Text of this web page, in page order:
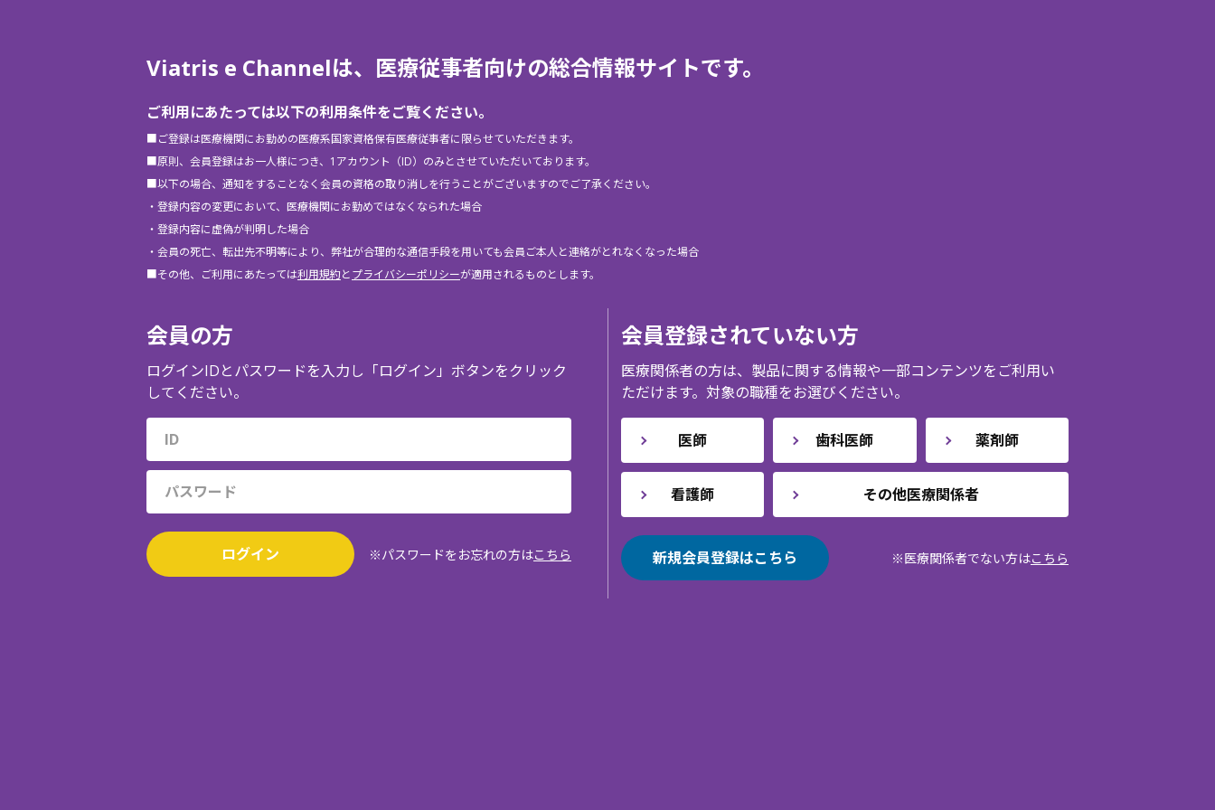
Viatris e Channelは、医療従事者向けの総合情報サイトです。
ご利用にあたっては以下の利用条件をご覧ください。
■ご登録は医療機関にお勤めの医療系国家資格保有医療従事者に限らせていただきます。
■原則、会員登録はお一人様につき、1アカウント（ID）のみとさせていただいております。
■以下の場合、通知をすることなく会員の資格の取り消しを行うことがございますのでご了承ください。
・登録内容の変更において、医療機関にお勤めではなくなられた場合
・登録内容に虚偽が判明した場合
・会員の死亡、転出先不明等により、弊社が合理的な通信手段を用いても会員ご本人と連絡がとれなくなった場合
■その他、ご利用にあたっては利用規約とプライバシーポリシーが適用されるものとします。
会員の方
ログインIDとパスワードを入力し「ログイン」ボタンをクリック
してください。
ログイン ※パスワードをお忘れの方はこちら
会員登録されていない方
医療関係者の方は、製品に関する情報や一部コンテンツをご利用い
ただけます。対象の職種をお選びください。
医師 歯科医師 薬剤師
看護師 その他医療関係者
新規会員登録はこちら ※医療関係者でない方はこちら